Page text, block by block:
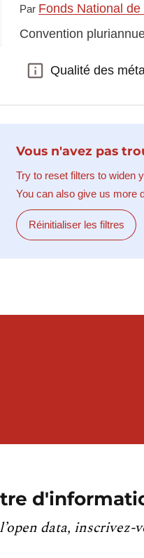
Par Fonds National
Convention
Qualité des
Qualité des
Vous n'avez pas
Try to reset filters to widen
You can also give us more
Réinitialiser les filtres
data, inscrivez-